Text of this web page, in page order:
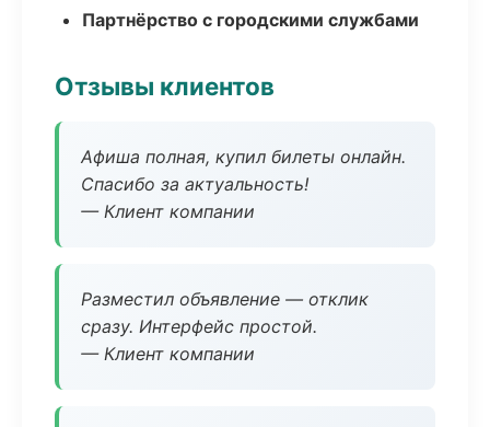
Партнёрство с городскими службами
Отзывы клиентов
Афиша полная, купил билеты онлайн.
Спасибо за актуальность!
— Клиент компании
Разместил объявление — отклик
сразу. Интерфейс простой.
— Клиент компании